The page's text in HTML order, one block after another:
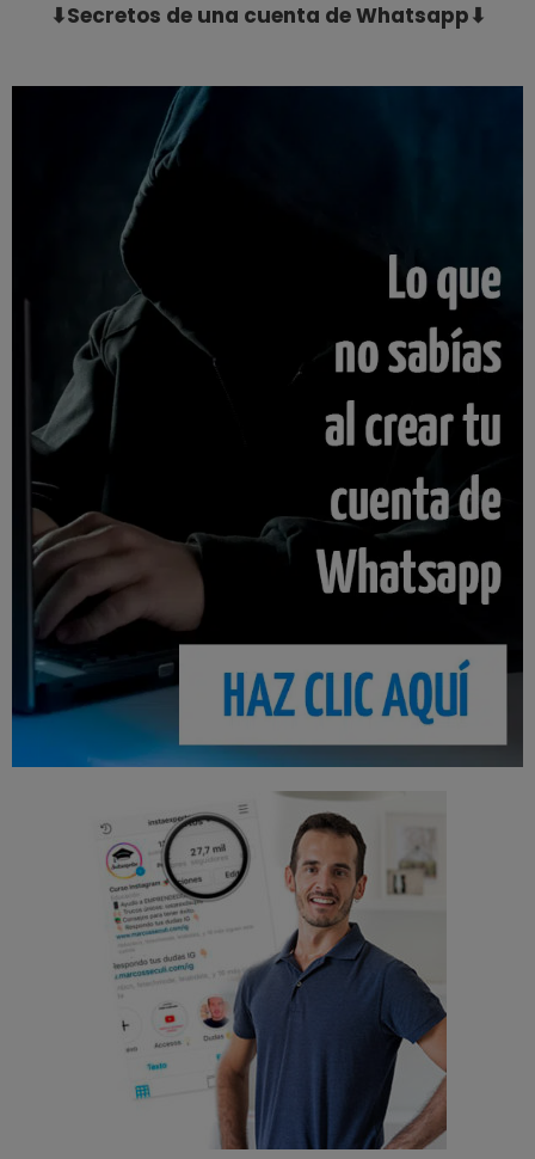
⬇Secretos de una cuenta de Whatsapp⬇